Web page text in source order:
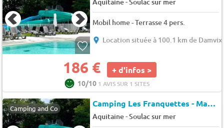
Mobil home - Terrasse 4 pers.
Location située à 100.1 km de Damvix
186 € + d'infos >
10/10 1 AVIS SUR 1 SITES
Camping and Co Camping Les Franquettes - Maeva Camping
Aquitaine-Soulac sur mer